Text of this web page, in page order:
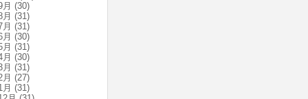
(30)
(31)
(31)
(30)
(31)
(30)
(31)
(27)
(31)